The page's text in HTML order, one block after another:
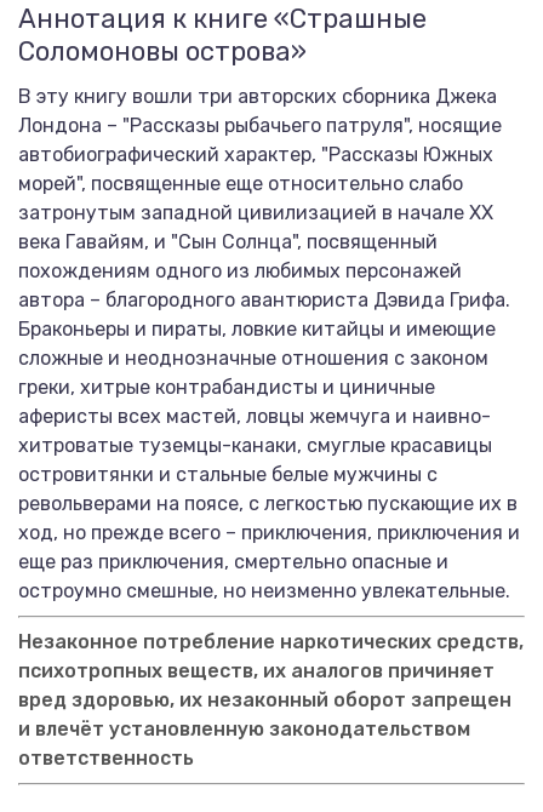
Аннотация к книге «Страшные
Соломоновы острова»
В эту книгу вошли три авторских сборника Джека
Лондона – "Рассказы рыбачьего патруля", носящие
автобиографический характер, "Рассказы Южных
морей", посвященные еще относительно слабо
затронутым западной цивилизацией в начале ХХ
века Гавайям, и "Сын Солнца", посвященный
похождениям одного из любимых персонажей
автора – благородного авантюриста Дэвида Грифа.
Браконьеры и пираты, ловкие китайцы и имеющие
сложные и неоднозначные отношения с законом
греки, хитрые контрабандисты и циничные
аферисты всех мастей, ловцы жемчуга и наивно-
хитроватые туземцы-канаки, смуглые красавицы
островитянки и стальные белые мужчины с
револьверами на поясе, с легкостью пускающие их в
ход, но прежде всего – приключения, приключения и
еще раз приключения, смертельно опасные и
остроумно смешные, но неизменно увлекательные.
Незаконное потребление наркотических средств,
психотропных веществ, их аналогов причиняет
вред здоровью, их незаконный оборот запрещен
и влечёт установленную законодательством
ответственность